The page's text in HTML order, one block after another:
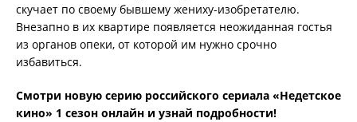
скучает по своему бывшему жениху-изобретателю.
Внезапно в их квартире появляется неожиданная гостья
из органов опеки, от которой им нужно срочно
избавиться.
Смотри новую серию российского сериала «Недетское
кино» 1 сезон онлайн и узнай подробности!